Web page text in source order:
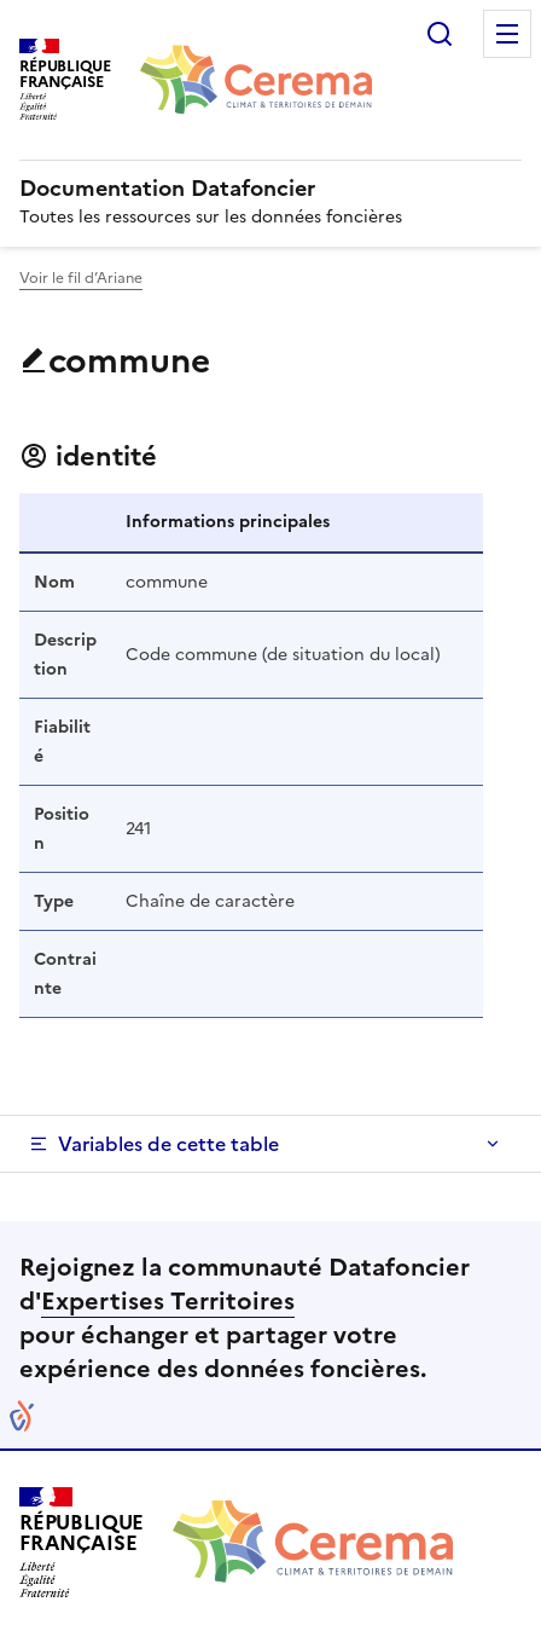
RÉPUBLIQUE
FRANÇAISE
Documentation Datafoncier
Toutes les ressources sur les données foncières
Voir le fil d’Ariane
commune
identité
Informations principales
Nom commune
Descrip
tion
Code commune (de situation du local)
Fiabilit
é
Positio
n
241
Type Chaîne de caractère
Contrai
nte
Variables de cette table
Rejoignez la communauté Datafoncier
d'Expertises Territoires
pour échanger et partager votre
expérience des données foncières.
RÉPUBLIQUE
FRANÇAISE